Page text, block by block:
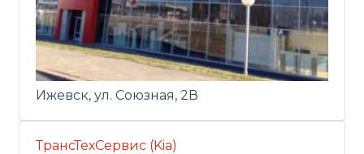
Ижевск, ул. Союзная, 2В
ТрансТехСервис (Kia)